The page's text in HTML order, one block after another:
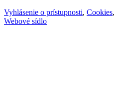
Vyhlásenie o prístupnosti, Cookies,
Webové sídlo